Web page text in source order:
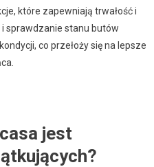
które zapewniają trwałość i
sprawdzanie stanu butów
co przełoży się na lepsze
jest